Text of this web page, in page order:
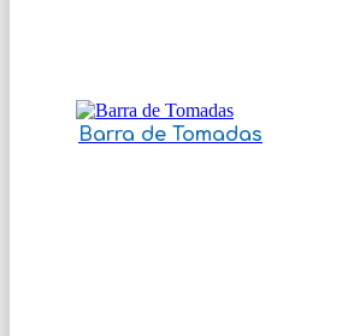
Barra de Tomadas